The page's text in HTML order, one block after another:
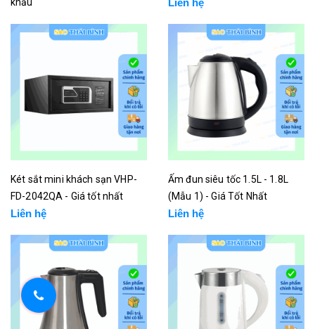
Liên hệ
Két sắt mini khách sạn VHP-
FD-2042QA - Giá tốt nhất
Liên hệ
Ấm đun siêu tốc 1.5L - 1.8L
(Mẫu 1) - Giá Tốt Nhất
Liên hệ